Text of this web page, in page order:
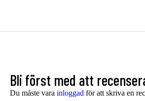
Bli först med att
Du måste vara inloggad för att skriva en